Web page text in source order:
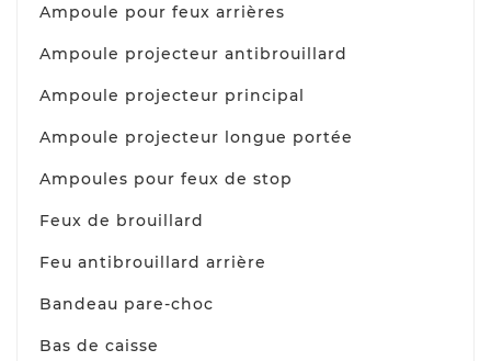
Ampoule pour feux arrières
Ampoule projecteur antibrouillard
Ampoule projecteur principal
Ampoule projecteur longue portée
Ampoules pour feux de stop
Feux de brouillard
Feu antibrouillard arrière
Bandeau pare-choc
Bas de caisse